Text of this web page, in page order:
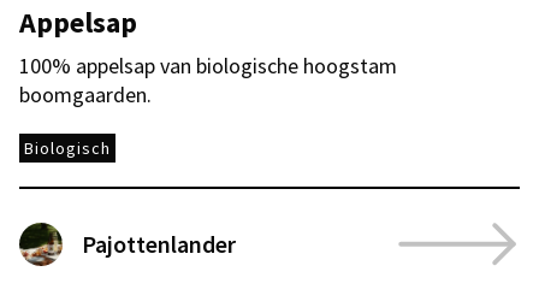
Appelsap
100% appelsap van biologische hoogstam
boomgaarden.
Biologisch
Pajottenlander